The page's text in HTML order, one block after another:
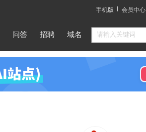
手机版 会员中心
问答 招聘 域名